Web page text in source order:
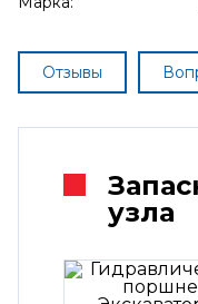
Отзывы
узла